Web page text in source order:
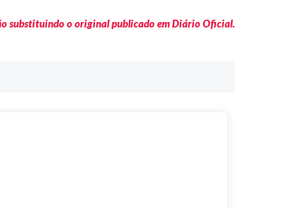
substituindo o original publicado em Diário Oficial.